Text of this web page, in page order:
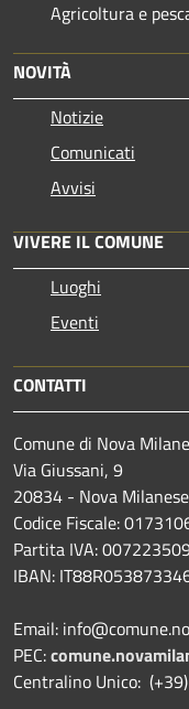
Agricoltura e
NOVITÀ
Notizie
Comunicati
Avvisi
VIVERE IL COMUNE
Luoghi
Eventi
CONTATTI
Comune di Nova
Via Giussani, 9
20834 - Nova
Codice Fiscale:
Partita IVA:
IBAN:
Email:
PEC:
Centralino Unico: